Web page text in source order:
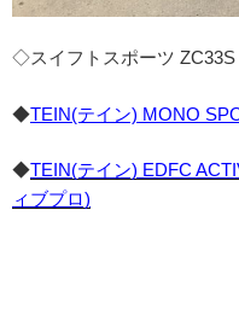
◇スイフトスポーツ ZC33S
◆TEIN(テイン) MONO
◆TEIN(テイン) EDFC
ィブプロ)